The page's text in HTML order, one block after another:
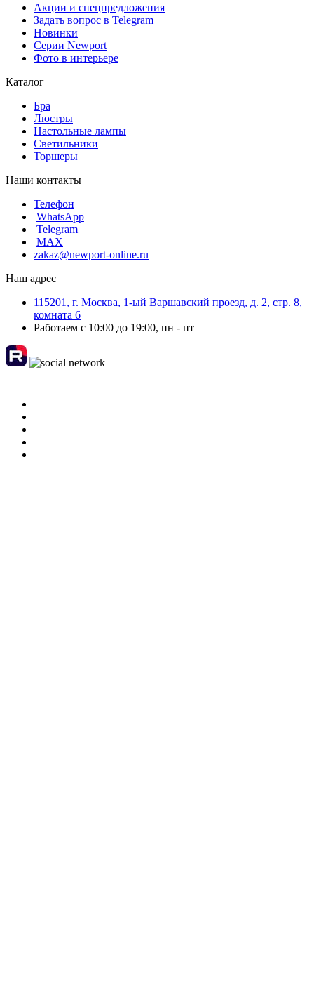
Акции и спецпредложения
Задать вопрос в Telegram
Новинки
Серии Newport
Фото в интерьере
Каталог
Бра
Люстры
Настольные лампы
Светильники
Торшеры
Наши контакты
Телефон
WhatsApp
Telegram
MAX
zakaz@newport-online.ru
Наш адрес
115201, г. Москва, 1-ый Варшавский проезд, д. 2, стр. 8,
комната 6
Работаем с 10:00 до 19:00, пн - пт